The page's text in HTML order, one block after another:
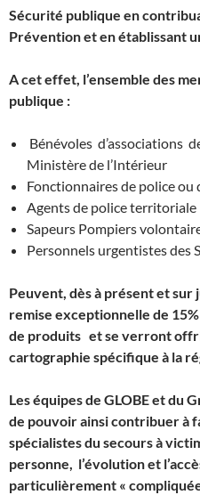
Sécurité publique en
Prévention et en établissant
A cet effet, l’ensemble des
publique :
Bénévoles d’associations
Ministère de l’Intérieur
Fonctionnaires de police ou
Agents de police territoriale
Sapeurs Pompiers
Personnels urgentistes des
Peuvent, dès à présent et
remise exceptionnelle de 15%
de produits et se verront
cartographie spécifique à la
Les équipes de GLOBE et du
de pouvoir ainsi contribuer à
spécialistes du secours à
personne, l’évolution et
particulièrement «